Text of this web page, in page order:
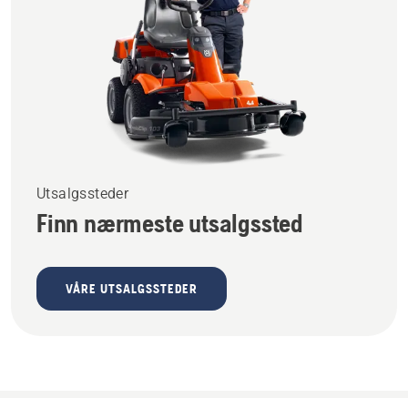
Utsalgssteder
Finn nærmeste utsalgssted
VÅRE UTSALGSSTEDER